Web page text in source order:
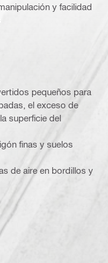
y facilidad
pequeños para
el exceso de
superficie del
finas y suelos
de aire en bordillos y